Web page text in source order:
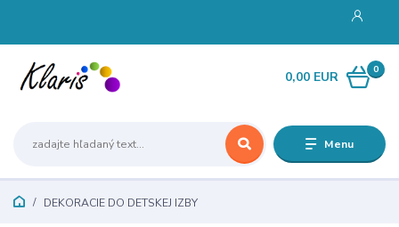
Menu
0
0,00 EUR
DEKORACIE DO DETSKEJ IZBY